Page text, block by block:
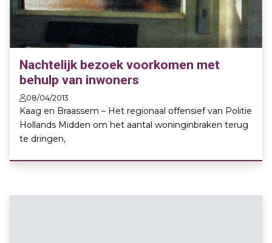
Nachtelijk bezoek voorkomen met
behulp van inwoners
08/04/2013
Kaag en Braassem – Het regionaal offensief van Politie
Hollands Midden om het aantal woninginbraken terug
te dringen,